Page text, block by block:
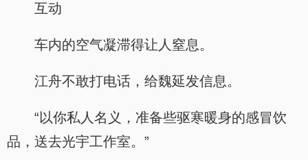
互动
车内的空气凝滞得让人窒息。
江舟不敢打电话，给魏延发信息。
“以你私人名义，准备些驱寒暖身的感冒饮
品，送去光宇工作室。”